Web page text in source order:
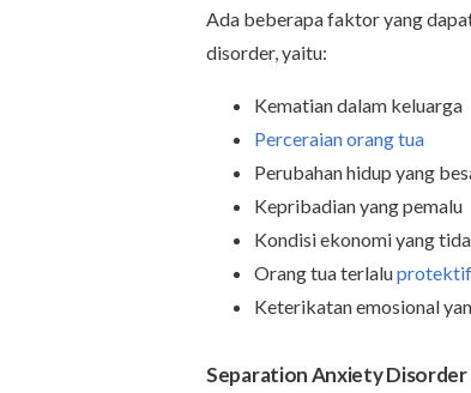
Ada beberapa faktor yang
disorder, yaitu:
Kematian dalam keluarga
Perceraian orang tua
Perubahan hidup yang
Kepribadian yang pemalu
Kondisi ekonomi yang
Orang tua terlaluprotektif
Keterikatan emosional
Separation Anxiety Disorder